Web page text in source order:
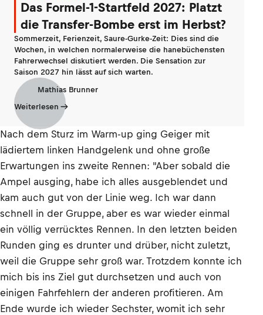
Das Formel-1-Startfeld 2027: Platzt
die Transfer-Bombe erst im Herbst?
Sommerzeit, Ferienzeit, Saure-Gurke-Zeit: Dies sind die
Wochen, in welchen normalerweise die hanebüchensten
Fahrerwechsel diskutiert werden. Die Sensation zur
Saison 2027 hin lässt auf sich warten.
Mathias Brunner
Weiterlesen
Nach dem Sturz im Warm-up ging Geiger mit
lädiertem linken Handgelenk und ohne große
Erwartungen ins zweite Rennen: "Aber sobald die
Ampel ausging, habe ich alles ausgeblendet und
kam auch gut von der Linie weg. Ich war dann
schnell in der Gruppe, aber es war wieder einmal
ein völlig verrücktes Rennen. In den letzten beiden
Runden ging es drunter und drüber, nicht zuletzt,
weil die Gruppe sehr groß war. Trotzdem konnte ich
mich bis ins Ziel gut durchsetzen und auch von
einigen Fahrfehlern der anderen profitieren. Am
Ende wurde ich wieder Sechster, womit ich sehr